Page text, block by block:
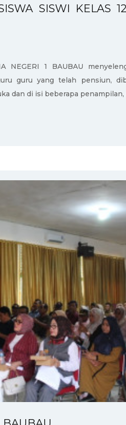
SISWI KELAS
1 BAUBAU
guru yang telah pensiun,
dan di isi beberapa penampilan,